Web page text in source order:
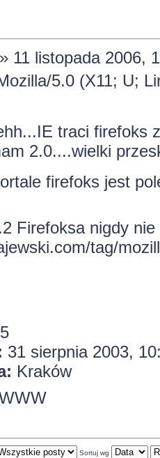
11 listopada 2006,
5.0 (X11; U;
traci firefoks
2.0....wielki
firefoks jest
Firefoksa nigdy nie
tag/
31 sierpnia 2003,
Kraków
Sortuj wg